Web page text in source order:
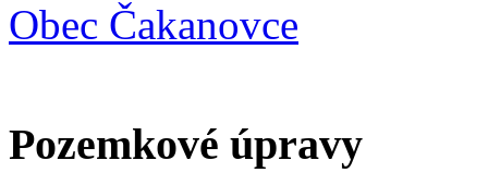
Obec Čakanovce
Pozemkové úpravy